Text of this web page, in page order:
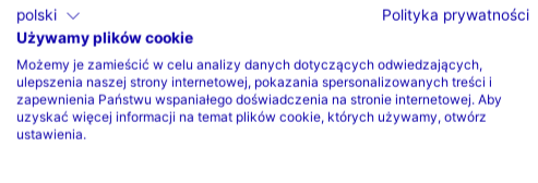
polski
Polityka prywatności
Używamy plików cookie
Możemy je zamieścić w celu analizy danych dotyczących odwiedzających,
ulepszenia naszej strony internetowej, pokazania spersonalizowanych treści i
zapewnienia Państwu wspaniałego doświadczenia na stronie internetowej. Aby
uzyskać więcej informacji na temat plików cookie, których używamy, otwórz
ustawienia.